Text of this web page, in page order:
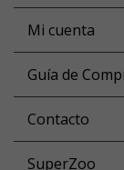
Mi cuenta
Guía de
Contacto
SuperZoo